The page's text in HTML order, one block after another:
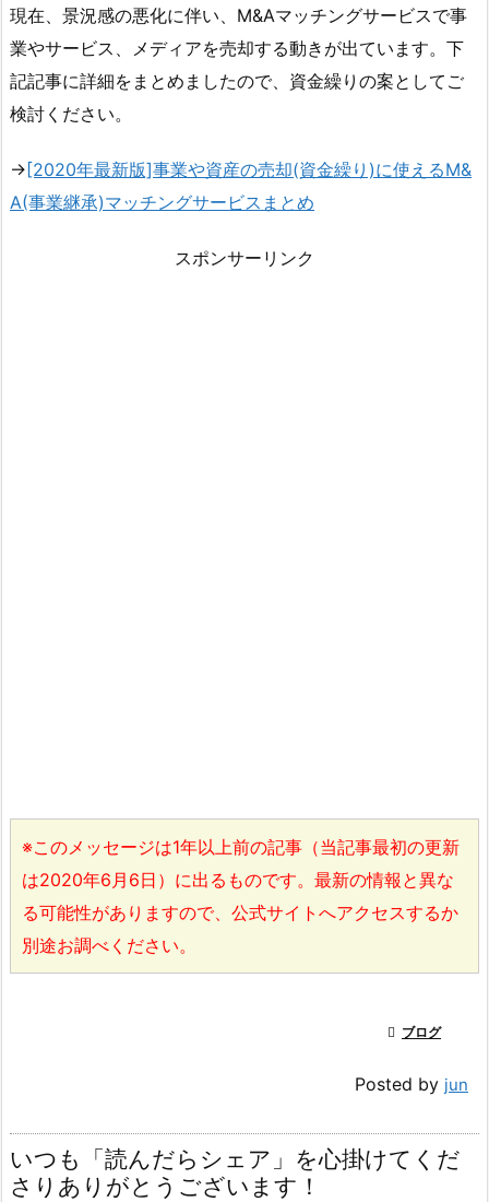
現在、景況感の悪化に伴い、M&Aマッチングサービスで事
業やサービス、メディアを売却する動きが出ています。下
記記事に詳細をまとめましたので、資金繰りの案としてご
検討ください。
→[2020年最新版]事業や資産の売却(資金繰り)に使えるM&
A(事業継承)マッチングサービスまとめ
スポンサーリンク
※このメッセージは1年以上前の記事（当記事最初の更新
は2020年6月6日）に出るものです。最新の情報と異な
る可能性がありますので、公式サイトへアクセスするか
別途お調べください。
 ブログ
Posted by jun
いつも「読んだらシェア」を心掛けてくだ
さりありがとうございます！